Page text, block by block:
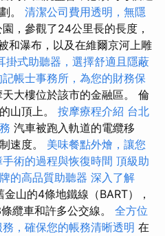
。 清潔公司費用透明，無隱
，參觀了24公里長的長度，
和瀑布，以及在維爾京河上雕
掛式助聽器，選擇舒適且隱蔽
帳士事務所，為您的財務保
大樓位於該市的金融區。 倫
山頂上。 按摩療程介紹 台北
汽車被跑入軌道的電纜移
速度。 美味餐點外燴，讓您
術的過程與恢復時間 頂級助
的高品質助聽器 深入了解
金山的4條地鐵線（BART），
纜車和許多公交線。 全方位
，確保您的帳務清晰透明 在